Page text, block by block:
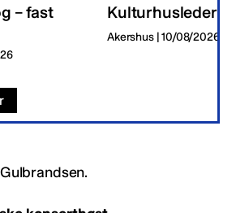
– fast
Kulturhusleder
Akershus | 10/08/2026